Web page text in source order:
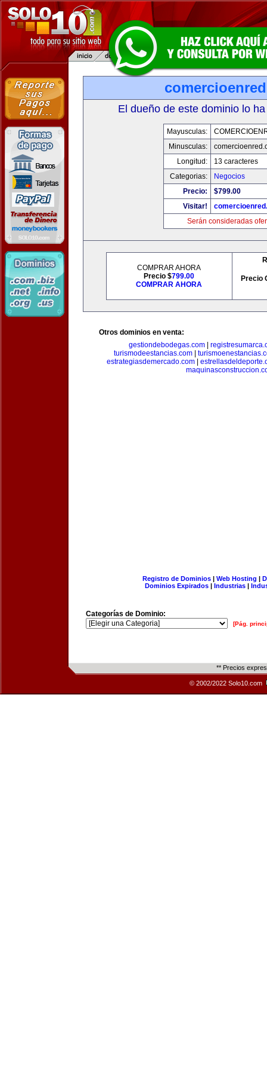
El dueño de este dominio lo
Mayusculas:
Minusculas:
Longitud:
13 caracteres
Categorias:
Negocios
Precio:
$799.00
Visitar!
Serán consideradas
COMPRAR AHORA
Precio $799.00
COMPRAR AHORA
Precio
Otros dominios en venta:
gestiondebodegas.com|
turismodeestancias.com
estrategiasdemercado.com|
Registro de Dominios| Web Hosting |
Dominios Expirados | Industrias |
Categorías de Dominio:
[Pág.
** Precios
© 2002/2022 Solo10.com